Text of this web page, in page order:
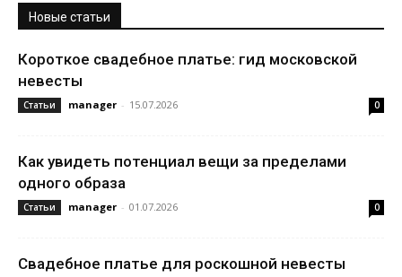
Новые статьи
Короткое свадебное платье: гид московской
невесты
Статьи manager - 15.07.2026 0
Как увидеть потенциал вещи за пределами
одного образа
Статьи manager - 01.07.2026 0
Свадебное платье для роскошной невесты